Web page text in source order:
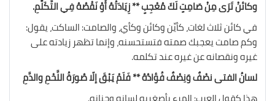
وكائنْ تَرَى مِنْ صَامِتٍ لَكَ مُعْجِبٍ ** زِيَادَتُهُ أَوْ نَقْصُهُ فِي التَّكَلُّمِ.
في كائن ثلاث لغات، كأيِّن وكائن وكأي، والصامت: الساكت، يقول:
وكم صامت يعجبك صمته فتستحسنه، وإنما تظهر زيادته على
غيره ونقصانه عن غيره عند تكلمه.
لسانُ الفتى نصْفٌ وَنِصْفٌ فُؤادُهُ ** فَلَمْ يَبْقَ إلّا صُورَةُ اللَّحْمِ والدَّمِ